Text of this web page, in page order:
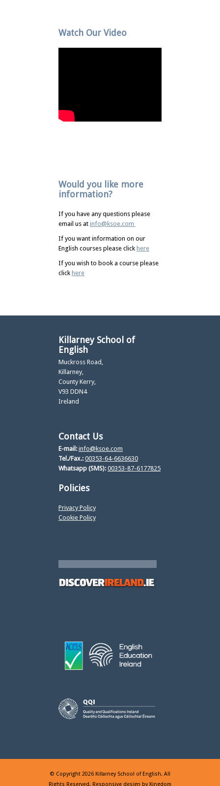
Watch Our Video
Would you like more
information?
If you have any questions please
email us at info@ksoe.com
If you want information on our
English courses please click here
If you wish to book a course please
click here
Killarney School of
English
Muckross Road,
Killarney,
County Kerry,
V93 DDN4
Ireland
Contact Us
E-mail: info@ksoe.com
Tel./Fax.: 00353-64-6636630
Whatsapp (SMS): 00353-87-6177825
Policies
Privacy Policy
Cookie Policy
© Copyright 2026 Killarney School of English. All
Rights Reserved. Responsive design by Kingdom